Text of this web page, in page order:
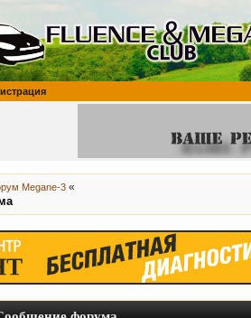
Megane-3 «